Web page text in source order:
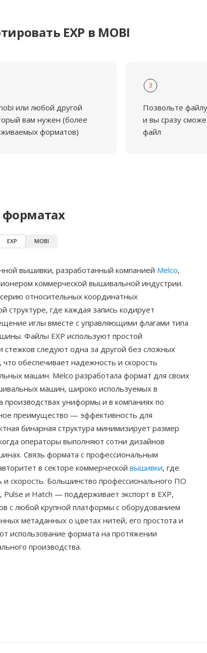
EXP в MOBI
или любой другой
вам нужен (более
форматов)
3
Позвольте
и вы сразу
файл
EXP MOBI
вышивки, разработанный компанией Melco,
коммерческой вышивальной индустрии.
относительных координатных
где каждая запись кодирует
иглы вместе с управляющими флагами типа
Файлы EXP используют простой
следуют одна за другой без сложных
обеспечивает надежность и скорость
машин. Melco разработала формат для своих
машин, широко используемых в
униформы и в компаниях по
преимущество — эффективность для
бинарная структура минимизирует размер
операторы выполняют сотни дизайнов
Связь формата с профессиональным
в секторе коммерческой вышивки, где
скорость. Большинство профессионального ПО
и Hatch — поддерживает экспорт в EXP,
с любой крупной платформы с оборудованием
метаданных о цветах нитей, его простота и
использование формата на протяжении
производства.